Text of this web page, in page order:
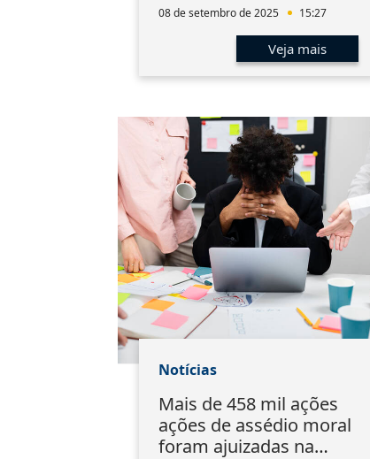
08 de setembro de 2025 15:27
Veja mais
Notícias
Mais de 458 mil ações
ações de assédio moral
foram ajuizadas na